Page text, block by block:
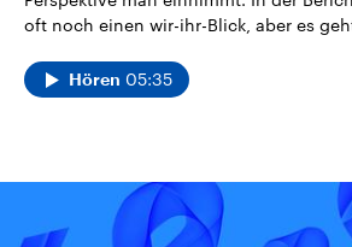
oft noch einen wir-ihr-Blick, aber es
Hören 05:35